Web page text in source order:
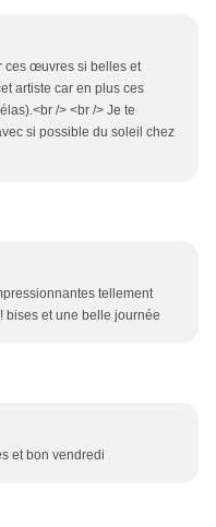
ces œuvres si belles et
artiste car en plus ces
/> <br /> Je te
si possible du soleil chez
tellement
bises et une belle journée
et bon vendredi